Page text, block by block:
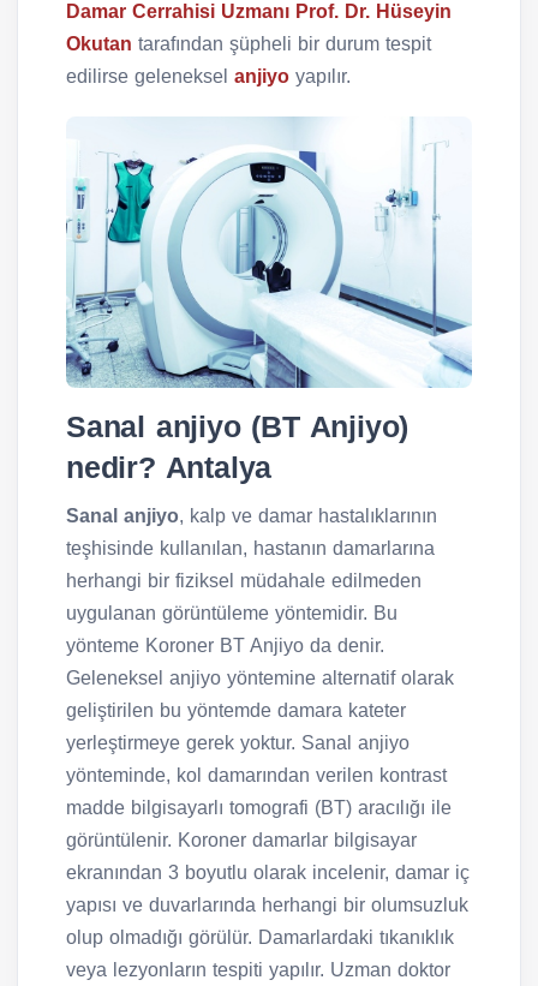
Damar Cerrahisi Uzmanı Prof. Dr. Hüseyin
Okutan tarafından şüpheli bir durum tespit
edilirse geleneksel anjiyo yapılır.
Sanal anjiyo (BT Anjiyo)
nedir? Antalya
Sanal anjiyo, kalp ve damar hastalıklarının
teşhisinde kullanılan, hastanın damarlarına
herhangi bir fiziksel müdahale edilmeden
uygulanan görüntüleme yöntemidir. Bu
yönteme Koroner BT Anjiyo da denir.
Geleneksel anjiyo yöntemine alternatif olarak
geliştirilen bu yöntemde damara kateter
yerleştirmeye gerek yoktur. Sanal anjiyo
yönteminde, kol damarından verilen kontrast
madde bilgisayarlı tomografi (BT) aracılığı ile
görüntülenir. Koroner damarlar bilgisayar
ekranından 3 boyutlu olarak incelenir, damar iç
yapısı ve duvarlarında herhangi bir olumsuzluk
olup olmadığı görülür. Damarlardaki tıkanıklık
veya lezyonların tespiti yapılır. Uzman doktor